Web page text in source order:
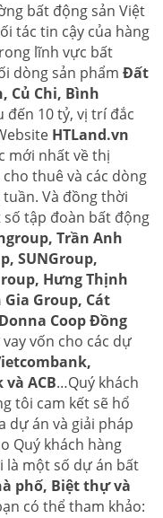
bất động sản Việt
tác tin cậy của hàng
lĩnh vực bất
dòng sản phẩm Đất
Củ Chi, Bình
đến 10 tỷ, vị trí đắc
HTLand.vn
mới nhất về thị
thuê và các dòng
Và đồng thời
tập đoàn bất động
Trần Anh
SUNGroup,
Hưng Thịnh
Gia Group, Cát
Coop Đồng
vốn cho các dự
ACB…Quý khách
tôi cam kết sẽ hổ
án và giải pháp
Quý khách hàng
là một số dự án bất
phố, Biệt thự và
có thể tham khảo: